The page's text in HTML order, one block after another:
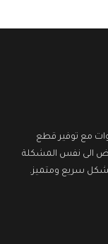
مع توفير قطع
الى نفس المشكلة
بشكل سريع ومتميز.